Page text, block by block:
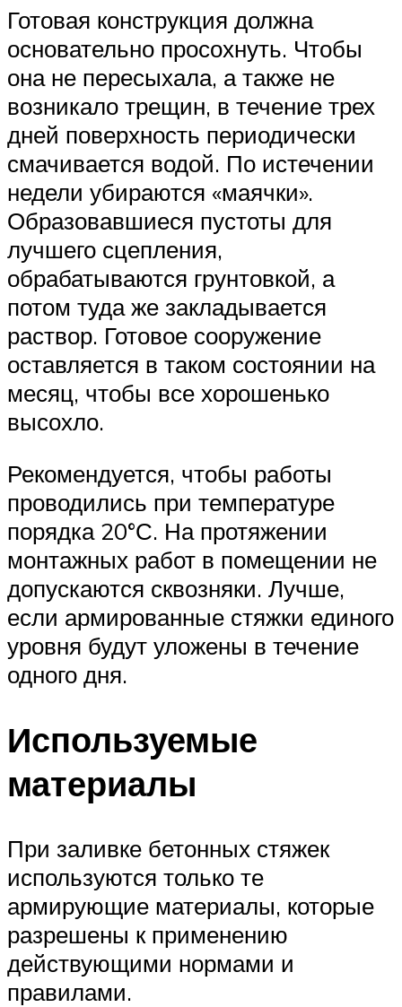
Готовая конструкция должна
основательно просохнуть. Чтобы
она не пересыхала, а также не
возникало трещин, в течение трех
дней поверхность периодически
смачивается водой. По истечении
недели убираются «маячки».
Образовавшиеся пустоты для
лучшего сцепления,
обрабатываются грунтовкой, а
потом туда же закладывается
раствор. Готовое сооружение
оставляется в таком состоянии на
месяц, чтобы все хорошенько
высохло.
Рекомендуется, чтобы работы
проводились при температуре
порядка 20°С. На протяжении
монтажных работ в помещении не
допускаются сквозняки. Лучше,
если армированные стяжки единого
уровня будут уложены в течение
одного дня.
Используемые
материалы
При заливке бетонных стяжек
используются только те
армирующие материалы, которые
разрешены к применению
действующими нормами и
правилами.